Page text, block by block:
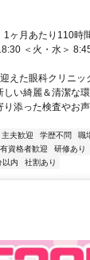
1ヶ月あたり110時
＜火・水＞
えた眼科クリニッ
しい綺麗＆清潔な
添った検査やお
主夫歓迎 学歴不問 職
有資格者歓迎 研修あり
以内 社割あり